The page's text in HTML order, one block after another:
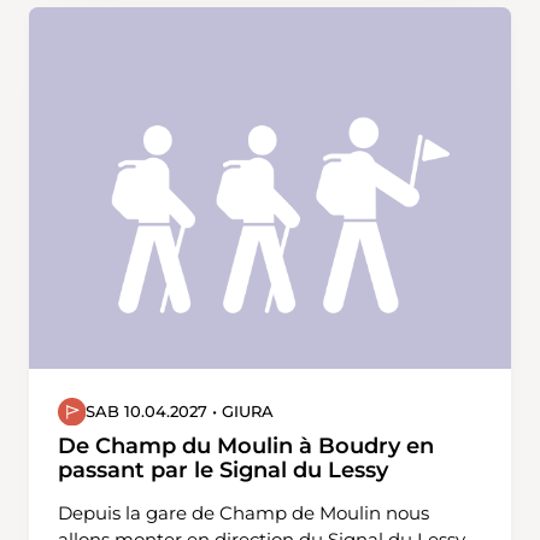
Bahnhof Bülach oder für einen Schlusstrunk in
die Altstadt von Bülach.
SAB 10.04.2027 • GIURA
De Champ du Moulin à Boudry en
passant par le Signal du Lessy
Depuis la gare de Champ de Moulin nous